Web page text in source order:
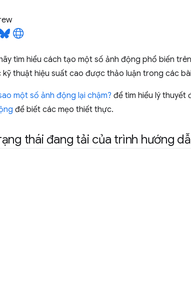
tìm hiểu cách tạo một số ảnh động phổ biến
thuật hiệu suất cao được thảo luận trong các
một số ảnh động lại chậm? để tìm hiểu lý thuyết
để biết các mẹo thiết thực.
thái đang tải của trình hướng